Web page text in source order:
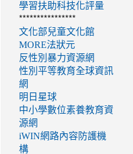
學習扶助科技化評量
****************
文化部兒童文化館
MORE法狀元
反性別暴力資源網
性別平等教育全球資訊
網
明日星球
中小學數位素養教育資
源網
iWIN網路內容防護機
構